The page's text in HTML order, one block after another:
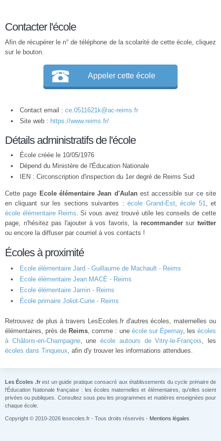
Contacter l'école
Afin de récupérer le n° de téléphone de la scolarité de cette école, cliquez
sur le bouton.
Appeler cette école
Contact email : ce.0511621k@ac-reims.fr
Site web : https://www.reims.fr/
Détails administratifs de l'école
École créée le 10/05/1976
Dépend du Ministère de l'Éducation Nationale
IEN : Circonscription d'inspection du 1er degré de Reims Sud
Cette page Ecole élémentaire Jean d'Aulanest accessible sur ce site
en cliquant sur les sections suivantes :école Grand-Est,école 51, et
école élémentaire Reims. Si vous avez trouvé utile les conseils de cette
page, n'hésitez pas l'ajouter à vos favoris, la recommandersurtwitter
ou encore la diffuser par courriel à vos contacts !
Écoles à proximité
Ecole élémentaire Jard - Guillaume de Machault - Reims
Ecole élémentaire Jean MACÉ - Reims
Ecole élémentaire Jamin - Reims
École primaire Joliot-Curie - Reims
Retrouvez de plus à travers LesEcoles.fr d'autres écoles, maternelles ou
élémentaires, près de Reims, comme : une école sur Épernay, lesécoles
à Châlons-en-Champagne, uneécole autours de Vitry-le-François, les
écoles dans Tinqueux, afin d'y trouver les informations attendues.
Les Écoles .frest un guide pratique consacré aux établissements du cycle primaire de
l'Éducation Nationale française : les écoles maternelles et élémentaires, qu'elles soient
privées ou publiques. Consultez sous peu les programmes et matières enseignées pour
chaque école.
Copyright © 2010-2026 lesecoles.fr - Tous droits réservés - Mentions légales